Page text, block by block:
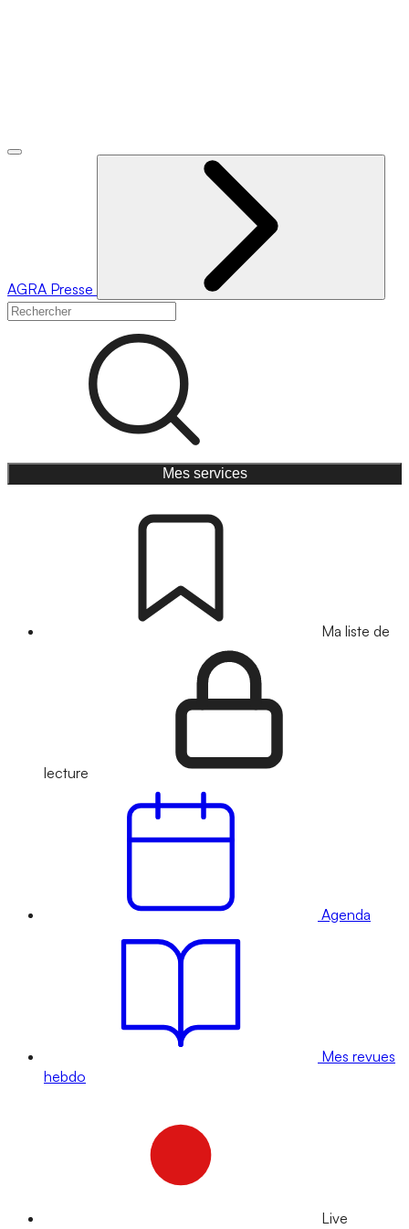
AGRA Presse
Mes services
Ma liste de
lecture
Agenda
Mes revues
hebdo
Live